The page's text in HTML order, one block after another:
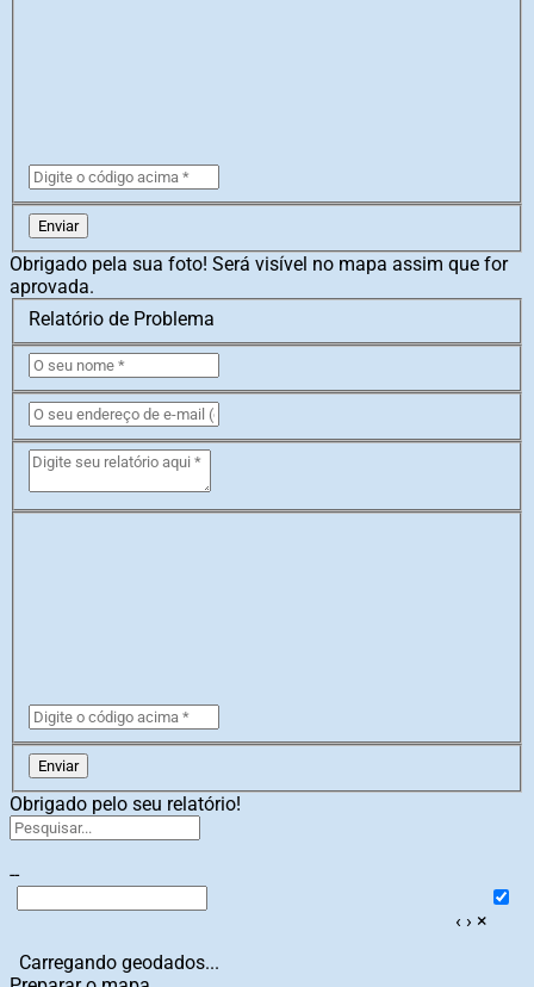
Enviar
Obrigado pela sua foto! Será visível no mapa assim que for
aprovada.
Relatório de Problema
Enviar
Obrigado pelo seu relatório!
--
‹ › ×
Carregando geodados...